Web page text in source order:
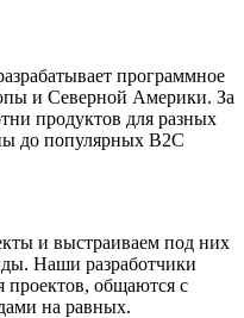
программное
и Северной Америки. За
продуктов для разных
до популярных B2C
и выстраиваем под них
Наши разработчики
проектов, общаются с
на равных.